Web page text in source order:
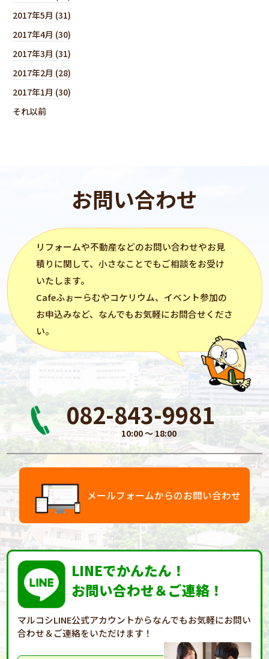
2017年5月 (31)
2017年4月 (30)
2017年3月 (31)
2017年2月 (28)
2017年1月 (30)
それ以前
お問い合わせ
リフォームや不動産などのお問い合わせやお見
積りに関して、小さなことでもご相談をお受け
いたします。
Cafeふぉーらむやコケリウム、イベント参加の
お申込みなど、なんでもお気軽にお問合せくださ
い。
082-843-9981
10:00 〜 18:00
メールフォームからのお問い合わせ
LINEでかんたん！
お問い合わせ＆ご連絡！
マルコシLINE公式アカウントからなんでもお気軽にお問い
合わせ＆ご連絡をいただけます！